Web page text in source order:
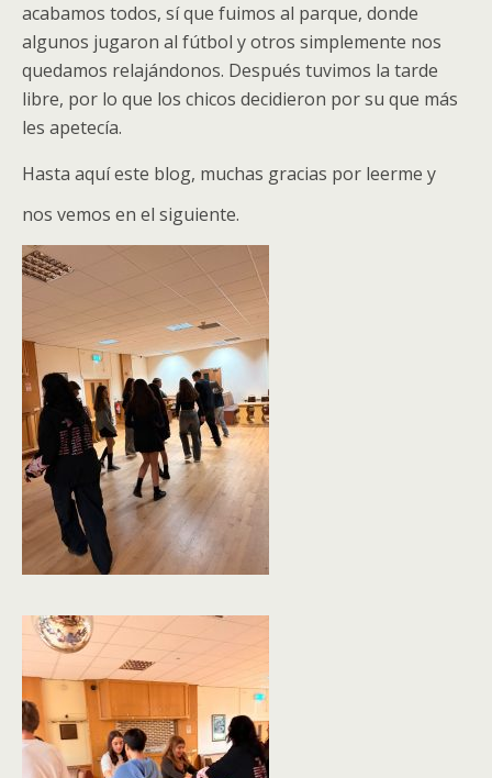
acabamos todos, sí que fuimos al parque, donde
algunos jugaron al fútbol y otros simplemente nos
quedamos relajándonos. Después tuvimos la tarde
libre, por lo que los chicos decidieron por su que más
les apetecía.
Hasta aquí este blog, muchas gracias por leerme y
nos vemos en el siguiente.